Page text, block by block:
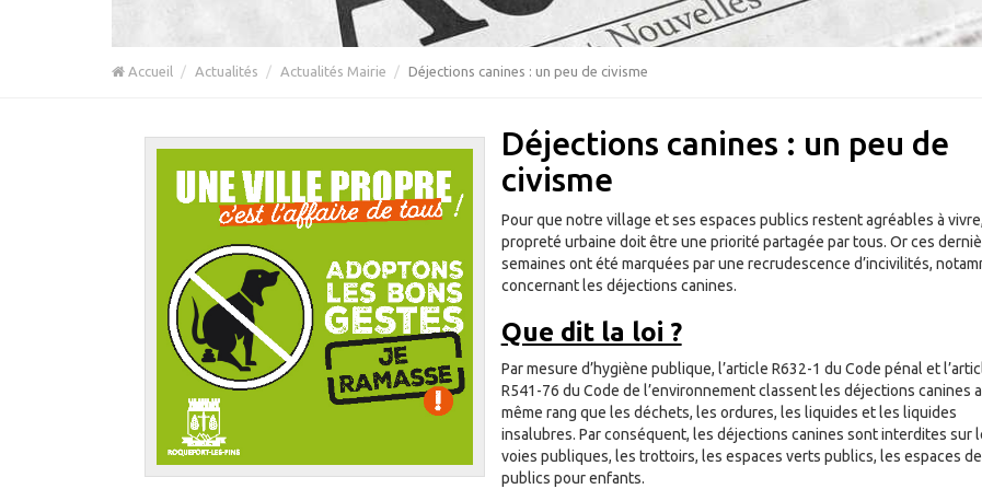
Accueil Actualités Actualités Mairie Déjections canines : un peu de civisme
Déjections canines : un peu de
civisme
Pour que notre village et ses espaces publics restent agréables à
propreté urbaine doit être une priorité partagée par tous. Or ces
semaines ont été marquées par une recrudescence d’incivilités,
concernant les déjections canines.
Que dit la loi ?
Par mesure d’hygiène publique, l’article R632-1 du Code pénal et
R541-76 du Code de l’environnement classent les déjections canines
même rang que les déchets, les ordures, les liquides et les liquides
insalubres. Par conséquent, les déjections canines sont interdites sur
voies publiques, les trottoirs, les espaces verts publics, les espaces
publics pour enfants.